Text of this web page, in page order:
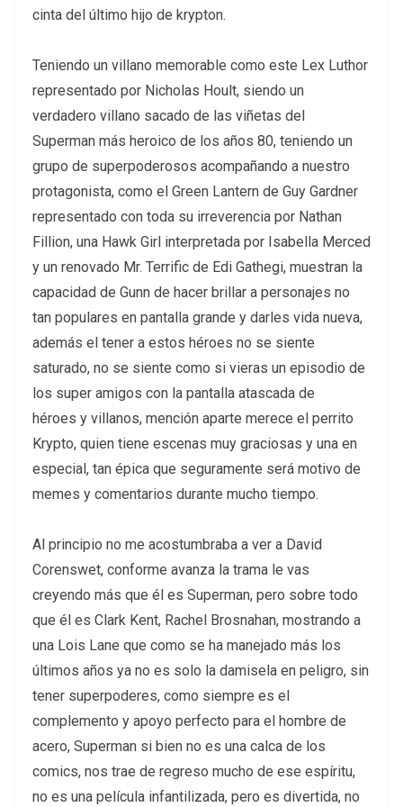
cinta del último hijo de krypton.
Teniendo un villano memorable como este Lex Luthor
representado por Nicholas Hoult, siendo un
verdadero villano sacado de las viñetas del
Superman más heroico de los años 80, teniendo un
grupo de superpoderosos acompañando a nuestro
protagonista, como el Green Lantern de Guy Gardner
representado con toda su irreverencia por Nathan
Fillion, una Hawk Girl interpretada por Isabella Merced
y un renovado Mr. Terrific de Edi Gathegi, muestran la
capacidad de Gunn de hacer brillar a personajes no
tan populares en pantalla grande y darles vida nueva,
además el tener a estos héroes no se siente
saturado, no se siente como si vieras un episodio de
los super amigos con la pantalla atascada de
héroes y villanos, mención aparte merece el perrito
Krypto, quien tiene escenas muy graciosas y una en
especial, tan épica que seguramente será motivo de
memes y comentarios durante mucho tiempo.
Al principio no me acostumbraba a ver a David
Corenswet, conforme avanza la trama le vas
creyendo más que él es Superman, pero sobre todo
que él es Clark Kent, Rachel Brosnahan, mostrando a
una Lois Lane que como se ha manejado más los
últimos años ya no es solo la damisela en peligro, sin
tener superpoderes, como siempre es el
complemento y apoyo perfecto para el hombre de
acero, Superman si bien no es una calca de los
comics, nos trae de regreso mucho de ese espíritu,
no es una película infantilizada, pero es divertida, no